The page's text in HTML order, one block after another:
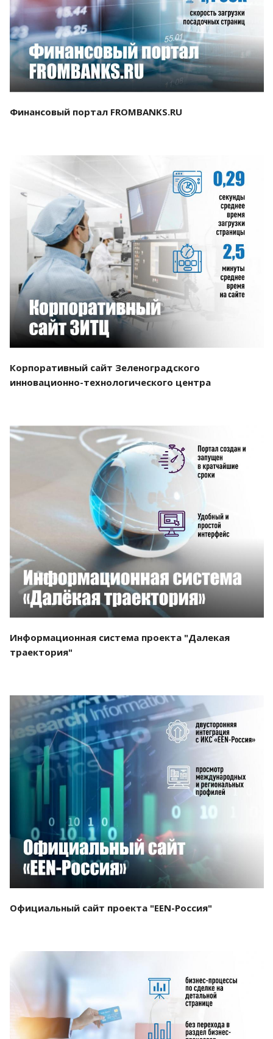
Смотреть проект
Финансовый портал FROMBANKS.RU
Смотреть проект
Корпоративный сайт Зеленоградского
инновационно-технологического центра
Смотреть проект
Информационная система проекта "Далекая
траектория"
Смотреть проект
Официальный сайт проекта "EEN-Россия"